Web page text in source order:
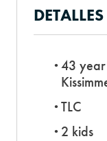
43
TLC
2 kids